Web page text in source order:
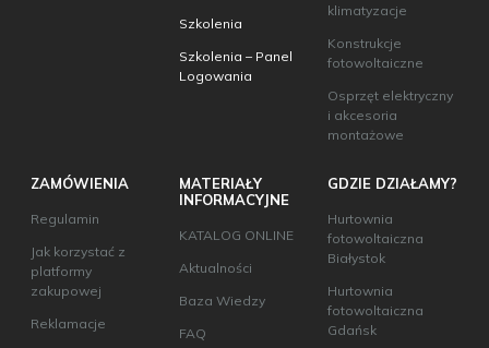
Szkolenia
Szkolenia – Panel
Logowania
klimatyzacje
Konstrukcje
fotowoltaiczne
Osprzęt elektryczny
i akcesoria
montażowe
ZAMÓWIENIA
Regulamin
Jak korzystać z
platformy
zakupowej
Reklamacje
MATERIAŁY
INFORMACYJNE
KATALOG ONLINE
Aktualności
Baza Wiedzy
FAQ
GDZIE DZIAŁAMY?
Hurtownia
fotowoltaiczna
Białystok
Hurtownia
fotowoltaiczna
Gdańsk